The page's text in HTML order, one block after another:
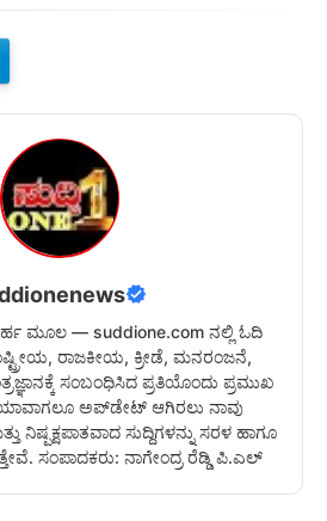
ಮೂಲ — suddione.com ನಲ್ಲಿ ಓದಿ
ರಾಜಕೀಯ, ಕ್ರೀಡೆ, ಮನರಂಜನೆ,
ಸಂಬಂಧಿಸಿದ ಪ್ರತಿಯೊಂದು ಪ್ರಮುಖ
ಅಪ್‌ಡೇಟ್ ಆಗಿರಲು ನಾವು
ನಿಷ್ಪಕ್ಷಪಾತವಾದ ಸುದ್ದಿಗಳನ್ನು ಸರಳ ಹಾಗೂ
ಸಂಪಾದಕರು: ನಾಗೇಂದ್ರ ರೆಡ್ಡಿ ಪಿ.ಎಲ್